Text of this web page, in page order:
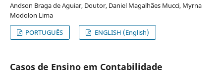
Andson Braga de Aguiar, Doutor, Daniel Magalhães Mucci, Myrna
Modolon Lima
PORTUGUÊS
ENGLISH (English)
Casos de Ensino em Contabilidade